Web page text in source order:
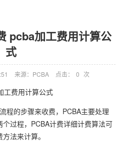
pcba加工费用计算公
式
来源：PCBA 点击： 0 次
程的步骤来收费，PCBA主要处理
过程，PCBA计费详细计费算法可
法来计算。